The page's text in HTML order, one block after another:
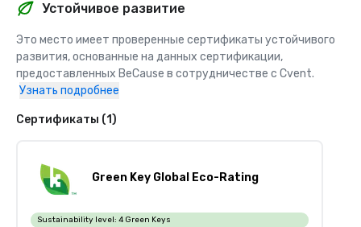
Устойчивое развитие
Это место имеет проверенные сертификаты устойчивого
развития, основанные на данных сертификации,
предоставленных BeCause в сотрудничестве с Cvent.
Узнать подробнее
Сертификаты (1)
Green Key Global Eco-Rating
Sustainability level: 4 Green Keys